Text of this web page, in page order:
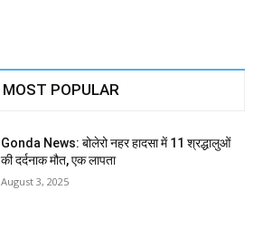
MOST POPULAR
Gonda News: बोलेरो नहर हादसा में 11 श्रद्धालुओं
की दर्दनाक मौत, एक लापता
August 3, 2025